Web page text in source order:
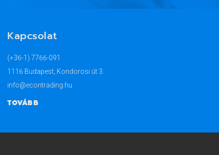
Kapcsolat
(+36-1) 7766-091
1116 Budapest, Kondorosi út 3.
info@econtrading.hu
TOVÁBB